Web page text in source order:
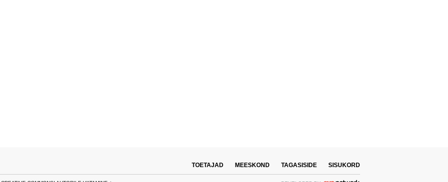
TOETAJAD MEESKOND TAGASISIDE SISUKORD